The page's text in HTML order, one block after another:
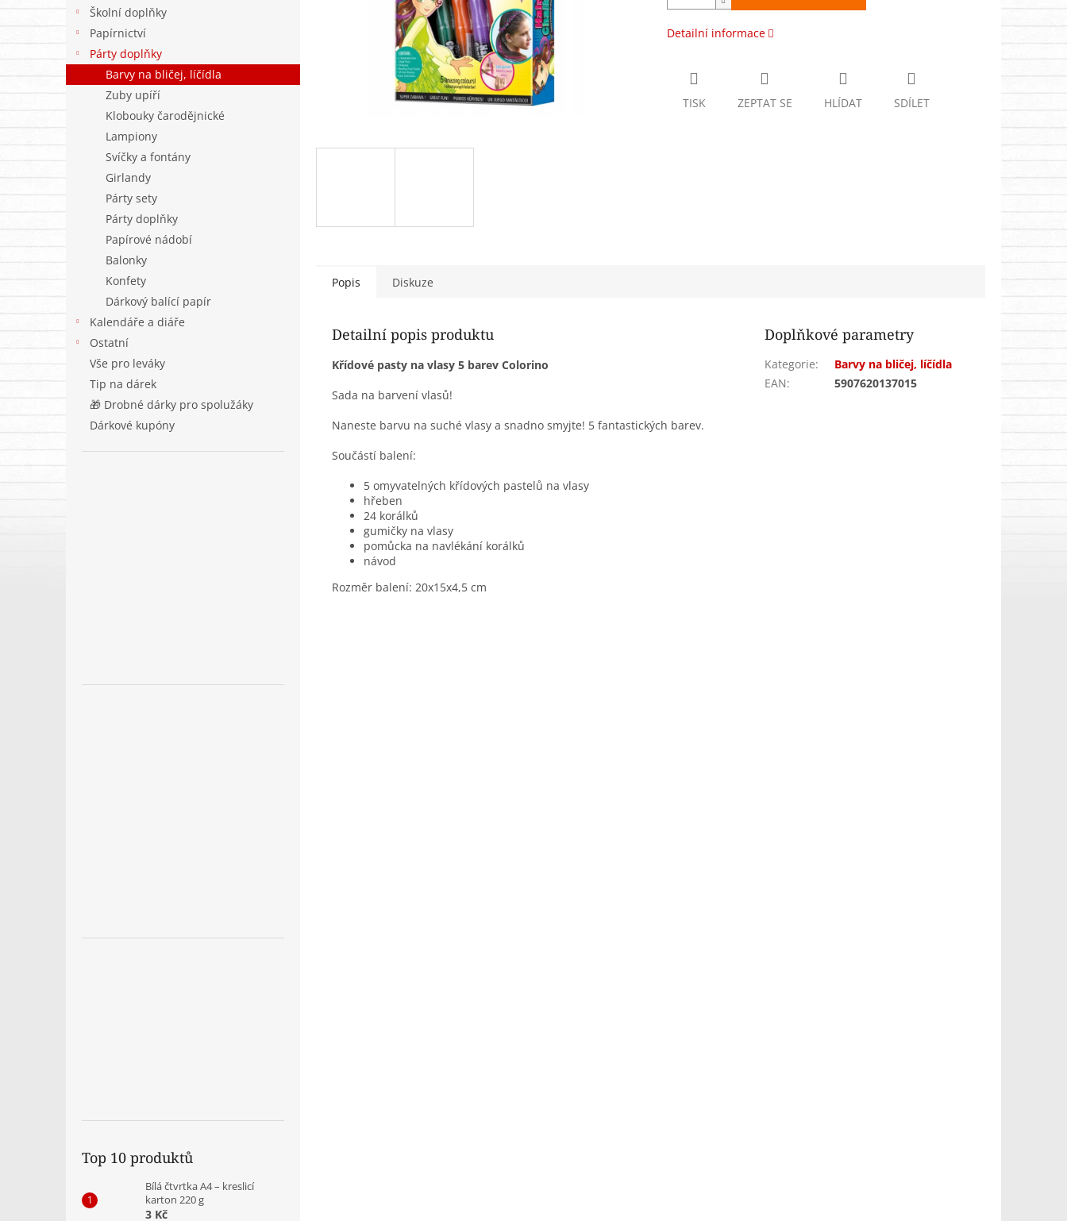
Školní doplňky
Papírnictví
Párty doplňky
Barvy na bličej, líčídla
Zuby upíří
Klobouky čarodějnické
Lampiony
Svíčky a fontány
Girlandy
Párty sety
Párty doplňky
Papírové nádobí
Balonky
Konfety
Dárkový balící papír
Kalendáře a diáře
Ostatní
Vše pro leváky
Tip na dárek
🎁 Drobné dárky pro spolužáky
Dárkové kupóny
Top 10 produktů
Bílá čtvrtka A4 – kreslicí
karton 220 g
3 Kč
Detailní informace
TISK ZEPTAT SE HLÍDAT SDÍLET
Popis Diskuze
Detailní popis produktu
Křídové pasty na vlasy 5 barev Colorino
Sada na barvení vlasů!
Naneste barvu na suché vlasy a snadno smyjte! 5 fantastických barev.
Součástí balení:
5 omyvatelných křídových pastelů na vlasy
hřeben
24 korálků
gumičky na vlasy
pomůcka na navlékání korálků
návod
Rozměr balení: 20x15x4,5 cm
Doplňkové parametry
Kategorie:
Barvy na bličej, líčídla
EAN: 5907620137015